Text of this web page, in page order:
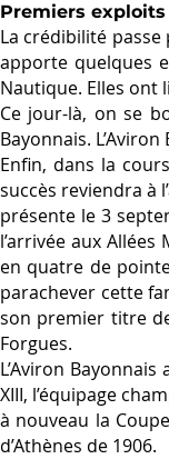
Premiers exploits
La crédibilité
apporte quelques
Nautique. Elles ont
Ce jour-là, on se
Bayonnais.
Enfin, dans la
succès reviendra à
présente le 3
l’arrivée aux
en quatre de
parachever cette
son premier titre
Forgues.
L’Aviron
XIII, l’équipage
à nouveau la
d’Athènes de 1906.